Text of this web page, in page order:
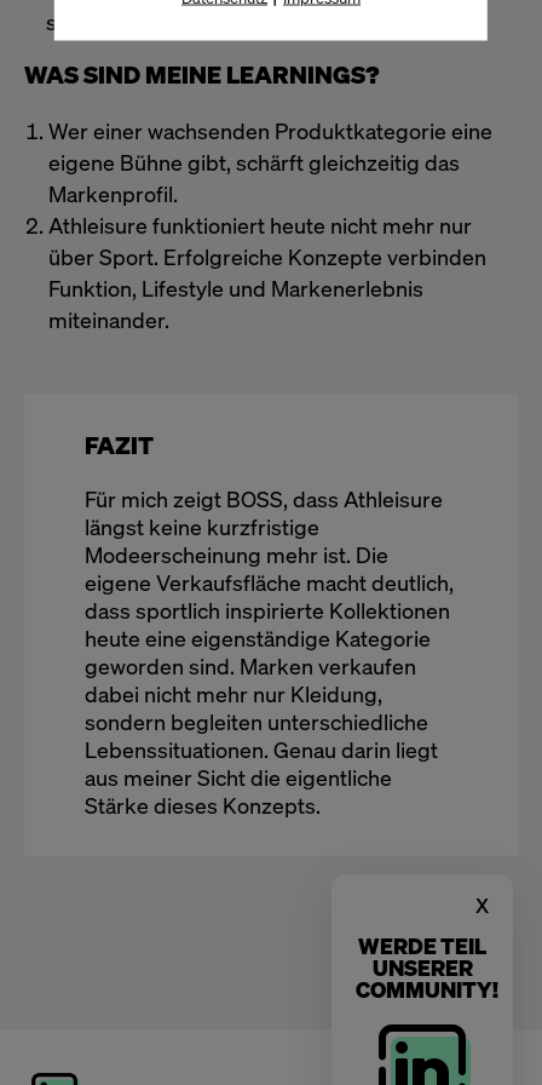
schafft zusätzliche Berührungspunkte.
WAS SIND MEINE LEARNINGS?
Wer einer wachsenden Produktkategorie eine
eigene Bühne gibt, schärft gleichzeitig das
Markenprofil.
Athleisure funktioniert heute nicht mehr nur
über Sport. Erfolgreiche Konzepte verbinden
Funktion, Lifestyle und Markenerlebnis
miteinander.
FAZIT
Für mich zeigt BOSS, dass Athleisure
längst keine kurzfristige
Modeerscheinung mehr ist. Die
eigene Verkaufsfläche macht deutlich,
dass sportlich inspirierte Kollektionen
heute eine eigenständige Kategorie
geworden sind. Marken verkaufen
dabei nicht mehr nur Kleidung,
sondern begleiten unterschiedliche
Lebenssituationen. Genau darin liegt
aus meiner Sicht die eigentliche
Stärke dieses Konzepts.
x
WERDE TEIL
UNSERER
COMMUNITY!